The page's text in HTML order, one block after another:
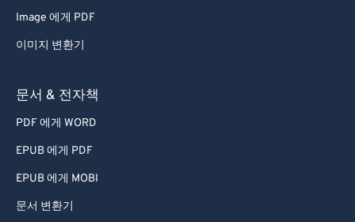
Image 에게 PDF
이미지 변환기
문서 & 전자책
PDF 에게 WORD
EPUB 에게 PDF
EPUB 에게 MOBI
문서 변환기